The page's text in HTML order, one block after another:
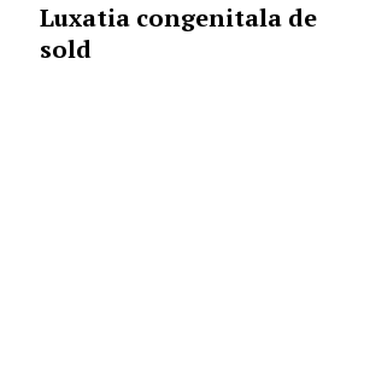
Luxatia congenitala de
sold